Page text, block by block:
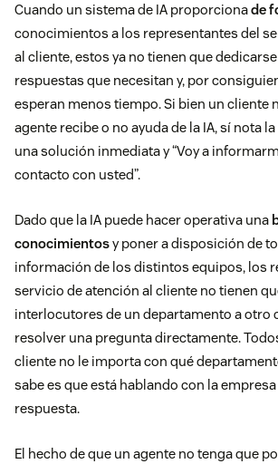
Cuando un sistema de IA proporcionade
conocimientos a los representantes del
al cliente, estos ya no tienen que
respuestas que necesitan y, por
esperan menos tiempo. Si bien un cliente
agente recibe o no ayuda de la IA, sí nota
una solución inmediata y “Voy a
contacto con usted”.
Dado que la IA puede hacer operativa una
conocimientosy poner a disposición de
información de los distintos equipos, los
servicio de atención al cliente no tienen
interlocutores de un departamento a otro
resolver una pregunta directamente.
cliente no le importa con qué
sabe es que está hablando con la
respuesta.
El hecho de que un agente no tenga que